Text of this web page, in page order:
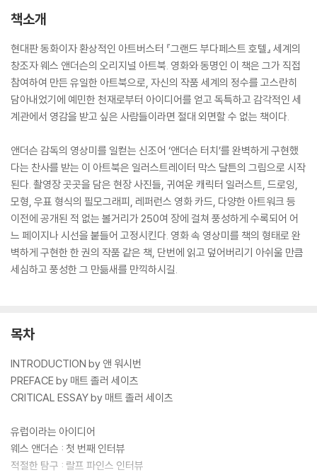
책소개
현대판 동화이자 환상적인 아트버스터 『그랜드 부다페스트 호텔』 세계의
창조자 웨스 앤더슨의 오리지널 아트북. 영화와 동명인 이 책은 그가 직접
참여하여 만든 유일한 아트북으로, 자신의 작품 세계의 정수를 고스란히
담아내었기에 예민한 천재로부터 아이디어를 얻고 독특하고 감각적인 세
계관에서 영감을 받고 싶은 사람들이라면 절대 외면할 수 없는 책이다.
앤더슨 감독의 영상미를 일컫는 신조어 ‘앤더슨 터치’를 완벽하게 구현했
다는 찬사를 받는 이 아트북은 일러스트레이터 막스 달튼의 그림으로 시작
된다. 촬영장 곳곳을 담은 현장 사진들, 귀여운 캐릭터 일러스트, 드로잉,
모형, 우표 형식의 필모그래피, 레퍼런스 영화 카드, 다양한 아트워크 등
이전에 공개된 적 없는 볼거리가 250여 장에 걸쳐 풍성하게 수록되어 어
느 페이지나 시선을 붙들어 고정시킨다. 영화 속 영상미를 책의 형태로 완
벽하게 구현한 한 권의 작품 같은 책, 단번에 읽고 덮어버리기 아쉬울 만큼
세심하고 풍성한 그 만듦새를 만끽하시길.
목차
INTRODUCTION by 앤 워시번
PREFACE by 매트 졸러 세이츠
CRITICAL ESSAY by 매트 졸러 세이츠
유럽이라는 아이디어
웨스 앤더슨 : 첫 번째 인터뷰
적절한 탐구 : 랄프 파인스 인터뷰